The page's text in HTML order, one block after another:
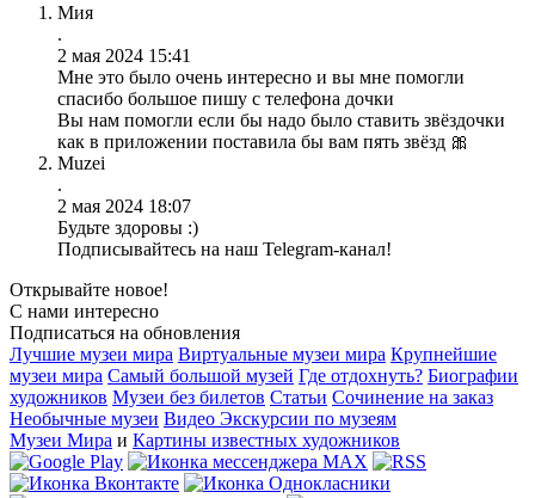
Мия
.
2 мая 2024 15:41
Мне это было очень интересно и вы мне помогли
спасибо большое пишу с телефона дочки
Вы нам помогли если бы надо было ставить звёздочки
как в приложении поставила бы вам пять звёзд 🎀
Muzei
.
2 мая 2024 18:07
Будьте здоровы :)
Подписывайтесь на наш Telegram-канал!
Открывайте новое!
С нами интересно
Подписаться на обновления
Лучшие музеи мира Виртуальные музеи мира Крупнейшие
музеи мира Самый большой музей Где отдохнуть? Биографии
художников Музеи без билетов Статьи Сочинение на заказ
Необычные музеи Видео Экскурсии по музеям
Музеи Мира и Картины известных художников